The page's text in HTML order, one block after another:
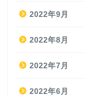
2022年9月
2022年8月
2022年7月
2022年6月